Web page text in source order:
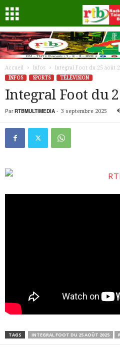
Accueil Infos
Integral Foot du 25 août
INFOS
SPORTS TÉLÉVISION
Integral Foot du
Par RTBMULTIMEDIA - 3 septembre 2025
TAGS INTEGRAL FOOT DU 25 AOÛT 2025